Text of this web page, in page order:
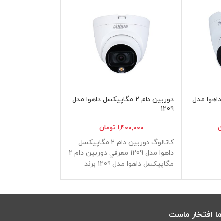
داهوا مدل
دوربین دام 2 مگاپیکسل داهوا مدل
1209
1,400,000 تومان
كاتالوگ دوربین دام 2 مگاپیکسل
داهوا مدل 1209 معرفي دوربین دام 2
مگاپیکسل داهوا مدل 1209 برند
افتخار ماست